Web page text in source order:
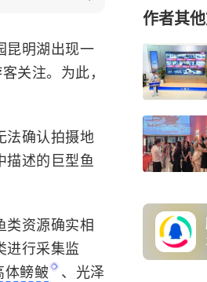
昆明湖出现一
关注。为此，
法确认拍摄地
描述的巨型鱼
类资源确实相
进行采集监
体鳑鲏
、光泽
作者其